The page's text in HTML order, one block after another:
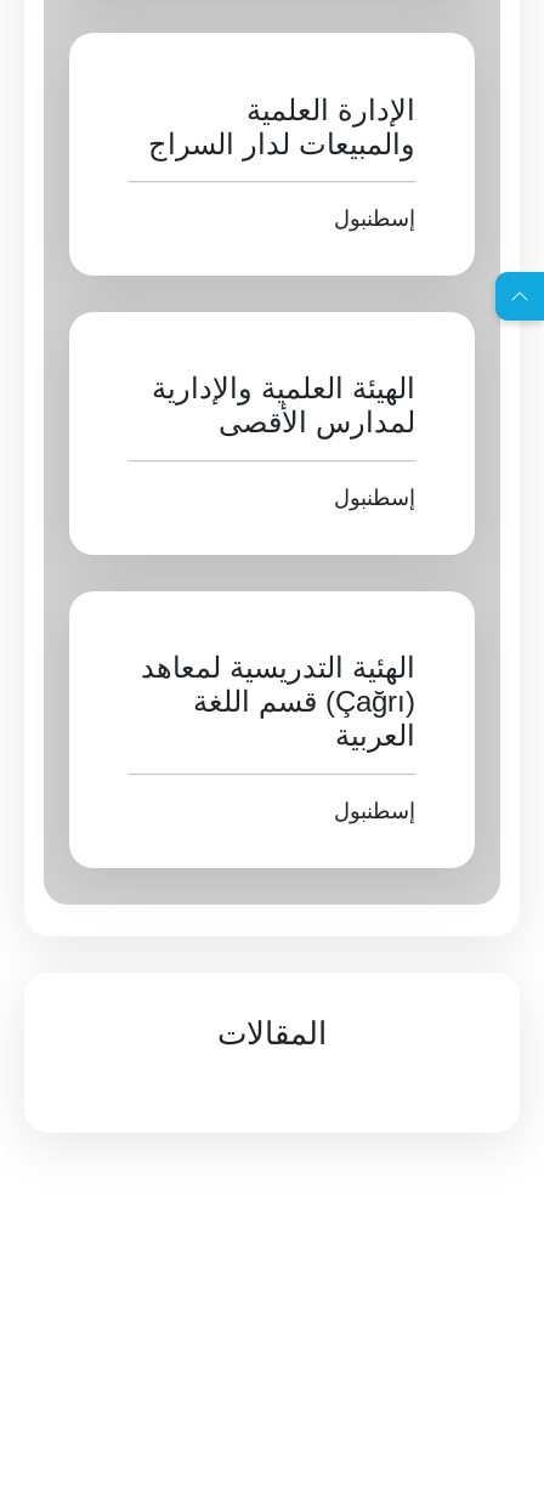
الإدارة العلمية
والمبيعات لدار السراج
إسطنبول
الهيئة العلمية والإدارية
لمدارس الأقصى
إسطنبول
الهئية التدريسية لمعاهد
(Çağrı) قسم اللغة
العربية
إسطنبول
المقالات
لا
س
ت
ش
ا
ر
ةمج
ا
ن
ية